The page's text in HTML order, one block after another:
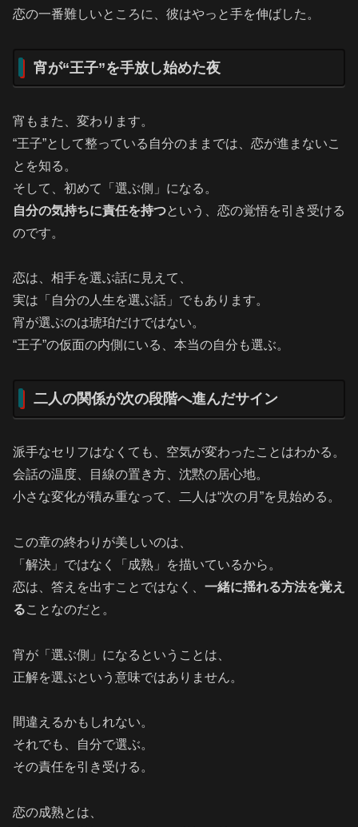
恋の一番難しいところに、彼はやっと手を伸ばした。
宵が“王子”を手放し始めた夜
宵もまた、変わります。
“王子”として整っている自分のままでは、恋が進まないこ
とを知る。
そして、初めて「選ぶ側」になる。
自分の気持ちに責任を持つという、恋の覚悟を引き受ける
のです。
恋は、相手を選ぶ話に見えて、
実は「自分の人生を選ぶ話」でもあります。
宵が選ぶのは琥珀だけではない。
“王子”の仮面の内側にいる、本当の自分も選ぶ。
二人の関係が次の段階へ進んだサイン
派手なセリフはなくても、空気が変わったことはわかる。
会話の温度、目線の置き方、沈黙の居心地。
小さな変化が積み重なって、二人は“次の月”を見始める。
この章の終わりが美しいのは、
「解決」ではなく「成熟」を描いているから。
恋は、答えを出すことではなく、 一緒に揺れる方法を覚え
ることなのだと。
宵が「選ぶ側」になるということは、
正解を選ぶという意味ではありません。
間違えるかもしれない。
それでも、自分で選ぶ。
その責任を引き受ける。
恋の成熟とは、